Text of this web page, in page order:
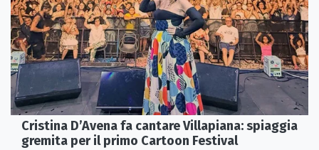
Cristina D’Avena fa cantare Villapiana: spiaggia
gremita per il primo Cartoon Festival